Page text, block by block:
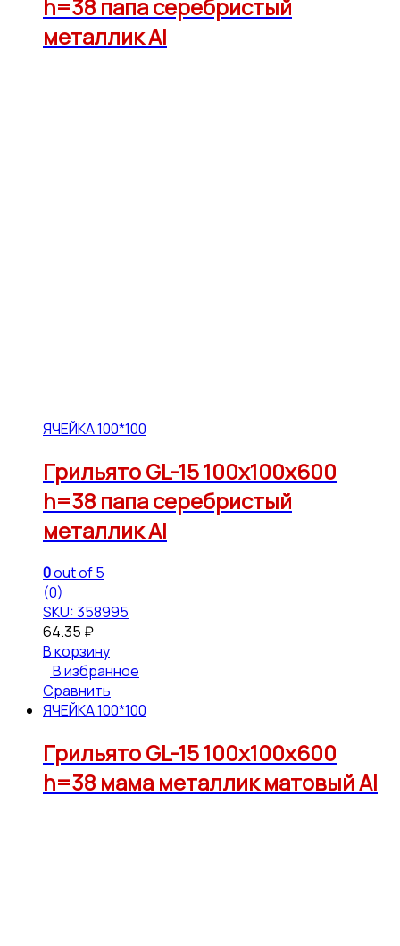
h=38 папа серебристый
металлик Al
ЯЧЕЙКА 100*100
Грильято GL-15 100х100х600
h=38 папа серебристый
металлик Al
0out of 5
(0)
SKU: 358995
64.35 ₽
В корзину
В избранное
Сравнить
ЯЧЕЙКА 100*100
Грильято GL-15 100х100х600
h=38 мама металлик матовый Al